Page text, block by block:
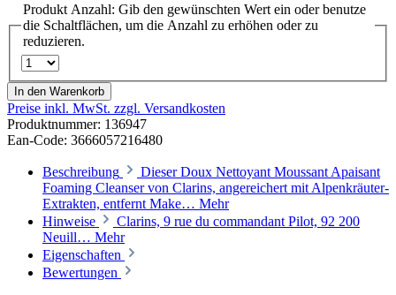
Produkt Anzahl: Gib den gewünschten Wert ein oder benutze
die Schaltflächen, um die Anzahl zu erhöhen oder zu
reduzieren.
In den Warenkorb
Preise inkl. MwSt. zzgl. Versandkosten
Produktnummer: 136947
Ean-Code: 3666057216480
Beschreibung
Dieser Doux Nettoyant Moussant Apaisant
Foaming Cleanser von Clarins, angereichert mit Alpenkräuter-
Extrakten, entfernt Make… Mehr
Hinweise
Clarins, 9 rue du commandant Pilot, 92 200
Neuill… Mehr
Eigenschaften
Bewertungen